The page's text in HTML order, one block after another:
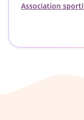
Association